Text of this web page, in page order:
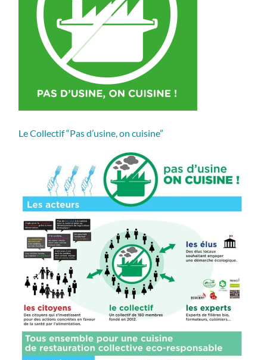
Le Collectif “Pas d’usine, on cuisine”